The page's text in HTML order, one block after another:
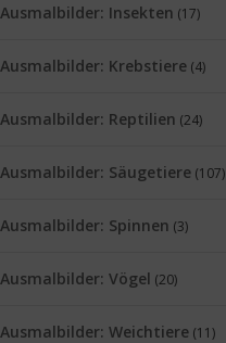
Ausmalbilder: Insekten (17)
Ausmalbilder: Krebstiere (4)
Ausmalbilder: Reptilien (24)
Ausmalbilder: Säugetiere (107)
Ausmalbilder: Spinnen (3)
Ausmalbilder: Vögel (20)
Ausmalbilder: Weichtiere (11)